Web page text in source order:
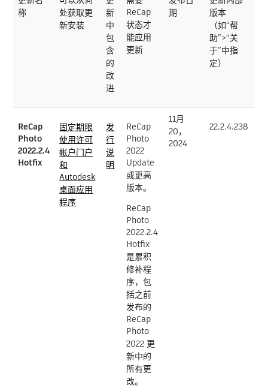
称
处获取更
新安装
新
中
包
含
的
改
进
ReCap
状态才
能应用
更新
期
版本
（如“帮
助”>“关
于”中指
定）
ReCap
Photo
2022.2.4
Hotfix
固定期限
使用许可
帐户门户
和
Autodesk
桌面应用
程序
发
行
说
明
ReCap
Photo
2022
Update
或更高
版本。
ReCap
Photo
2022.2.4
Hotfix
是累积
修补程
序，包
括之前
发布的
ReCap
Photo
2022 更
新中的
所有更
改。
11月
20，
2024
22.2.4.238